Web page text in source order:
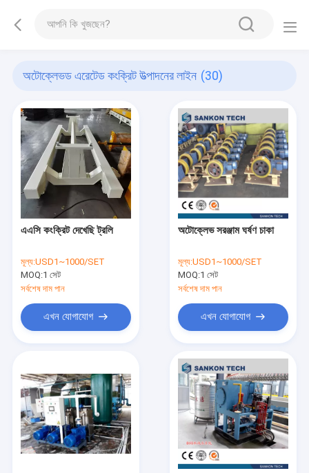
অটোক্লেভড এরেটেড কংক্রিট উত্পাদনের লাইন (30)
এএসি কংক্রিট দেখেছি ট্রলি
মূল্য:USD1~1000/SET
MOQ:1 সেট
সর্বশেষ দাম পান
এখন যোগাযোগ
অটোক্লেভ সরঞ্জাম ঘর্ষণ চাকা
মূল্য:USD1~1000/SET
MOQ:1 সেট
সর্বশেষ দাম পান
এখন যোগাযোগ